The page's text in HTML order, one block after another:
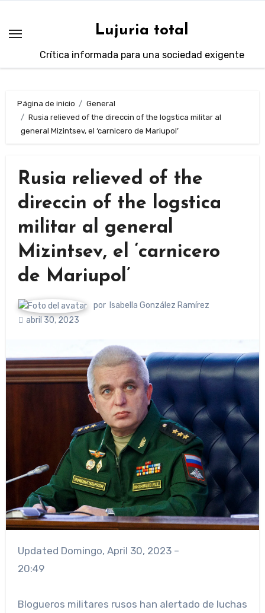
contenido
Lujuria total
Crítica informada para una sociedad exigente
Página de inicio
General
Rusia relieved of the direccin of the logstica militar al
general Mizintsev, el ‘carnicero de Mariupol’
Rusia relieved of the
direccin of the logstica
militar al general
Mizintsev, el ‘carnicero
de Mariupol’
por Isabella González Ramírez
abril 30, 2023
Updated Domingo, April 30, 2023 –
20:49
Blogueros militares rusos han alertado de luchas